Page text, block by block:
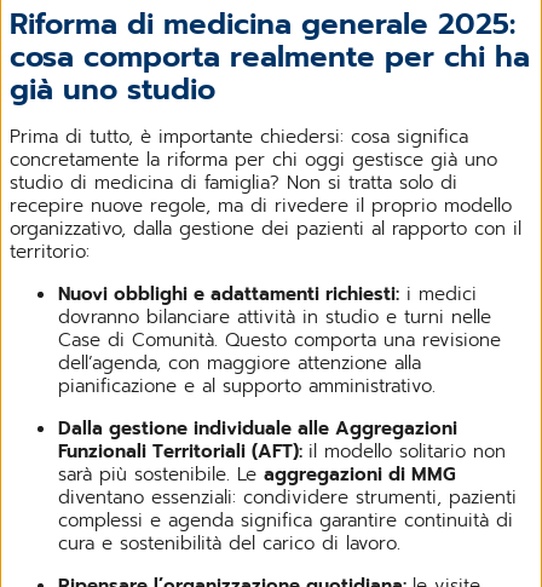
Riforma di medicina generale 2025:
cosa comporta realmente per chi ha
già uno studio
Prima di tutto, è importante chiedersi: cosa significa
concretamente la riforma per chi oggi gestisce già uno
studio di medicina di famiglia? Non si tratta solo di
recepire nuove regole, ma di rivedere il proprio modello
organizzativo, dalla gestione dei pazienti al rapporto con il
territorio:
Nuovi obblighi e adattamenti richiesti: i medici
dovranno bilanciare attività in studio e turni nelle
Case di Comunità. Questo comporta una revisione
dell’agenda, con maggiore attenzione alla
pianificazione e al supporto amministrativo.
Dalla gestione individuale alle Aggregazioni
Funzionali Territoriali (AFT): il modello solitario non
sarà più sostenibile. Le aggregazioni di MMG
diventano essenziali: condividere strumenti, pazienti
complessi e agenda significa garantire continuità di
cura e sostenibilità del carico di lavoro.